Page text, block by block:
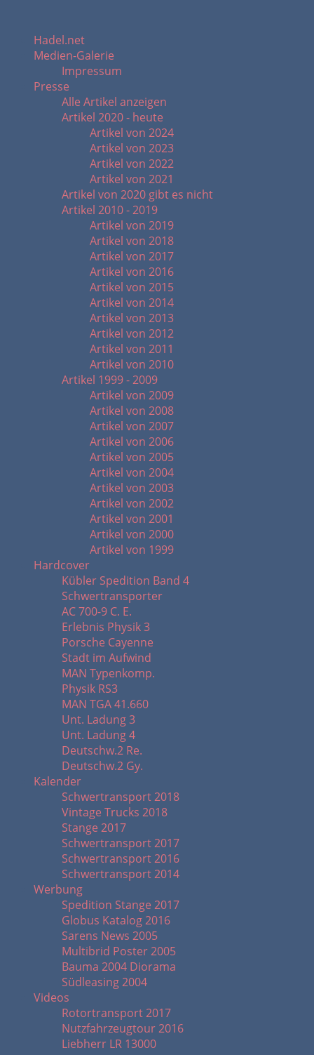
Hadel.net
Medien-Galerie
Impressum
Presse
Alle Artikel anzeigen
Artikel 2020 - heute
Artikel von 2024
Artikel von 2023
Artikel von 2022
Artikel von 2021
Artikel von 2020 gibt es nicht
Artikel 2010 - 2019
Artikel von 2019
Artikel von 2018
Artikel von 2017
Artikel von 2016
Artikel von 2015
Artikel von 2014
Artikel von 2013
Artikel von 2012
Artikel von 2011
Artikel von 2010
Artikel 1999 - 2009
Artikel von 2009
Artikel von 2008
Artikel von 2007
Artikel von 2006
Artikel von 2005
Artikel von 2004
Artikel von 2003
Artikel von 2002
Artikel von 2001
Artikel von 2000
Artikel von 1999
Hardcover
Kübler Spedition Band 4
Schwertransporter
AC 700-9 C. E.
Erlebnis Physik 3
Porsche Cayenne
Stadt im Aufwind
MAN Typenkomp.
Physik RS3
MAN TGA 41.660
Unt. Ladung 3
Unt. Ladung 4
Deutschw.2 Re.
Deutschw.2 Gy.
Kalender
Schwertransport 2018
Vintage Trucks 2018
Stange 2017
Schwertransport 2017
Schwertransport 2016
Schwertransport 2014
Werbung
Spedition Stange 2017
Globus Katalog 2016
Sarens News 2005
Multibrid Poster 2005
Bauma 2004 Diorama
Südleasing 2004
Videos
Rotortransport 2017
Nutzfahrzeugtour 2016
Liebherr LR 13000